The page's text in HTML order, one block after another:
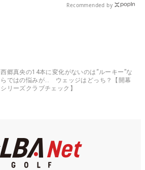
Recommended by
西郷真央の14本に変化がないのは“ルーキー”な
らではの悩みが… ウェッジはどっち？【開幕
シリーズクラブチェック】